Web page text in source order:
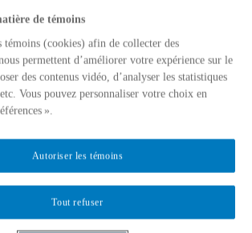
Nouvelles
de témoins
témoins (cookies) afin de collecter des
permettent d’améliorer votre expérience sur le
des contenus vidéo, d’analyser les statistiques
Vous pouvez personnaliser votre choix en
».
Tout refuser
Autoriser les témoins